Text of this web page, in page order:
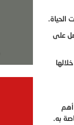
الحياة.
على
أهم
به.